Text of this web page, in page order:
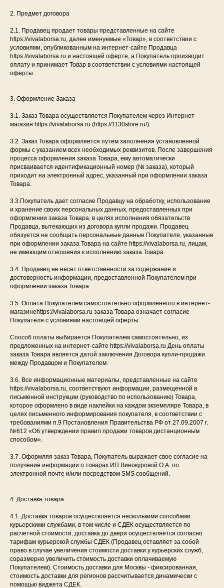
2. Предмет договора
2.1. Продавец продает товары представленные на сайте
https://vivalaborsa.ru, далее именуемые «Товар», в соответствии с
условиями, опубликованным на интернет-сайте Продавца
https://vivalaborsa.ru и настоящей оферте, а Покупатель производит
оплату и принимает Товар в соответствии с условиями настоящей
оферты.
3. Оформление Заказа
3.1. Заказ Товара осуществляется Покупателем через Интернет-
магазин:https://vivalaborsa.ru (https://1130store.ru/).
3.2. Заказ Товара оформляется путем заполнения установленной
формы с указанием всех необходимых реквизитов. После завершения
процесса оформления заказа Товара, ему автоматически
присваивается идентификационный номер (№ заказа), который
приходит на электронный адрес, указанный при оформлении заказа
Товара.
3.3.Покупатель дает согласие Продавцу на обработку, использование
и хранение своих персональных данных, предоставленных при
оформлении заказа Товара, в целях исполнения обязательств
Продавца, вытекающих из договора купли продажи. Продавец
обязуется не сообщать персональные данные Покупателя, указанные
при оформлении заказа Товара на сайте https://vivalaborsa.ru, лицам,
не имеющим отношения к исполнению заказа Товара.
3.4. Продавец не несет ответственности за содержание и
достоверность информации, предоставленной Покупателем при
оформлении заказа Товара.
3.5. Оплата Покупателем самостоятельно оформленного в интернет-
магазинеhttps://vivalaborsa.ru заказа Товара означает согласие
Покупателя с условиями настоящей оферты.
Способ оплаты выбирается Покупателем самостоятельно, из
предложенных на интернет-сайте https://vivalaborsa.ru День оплаты
заказа Товара является датой заключения Договора купли-продажи
между Продавцом и Покупателем.
3.6. Все информационные материалы, представленные на сайте
https://vivalaborsa.ru, соответствуют информации, размещенной в
письменной инструкции (руководство по использованию) Товара,
которое оформлено в виде наклейки на каждом экземпляре Товара, в
целях письменного информирования покупателя, в соответствии с
требованиями п.9 Постановления Правительства РФ от 27.09.2007 г.
№612 «Об утверждении правил продажи товаров дистанционным
способом».
3.7. Оформляя заказ Товара, Покупатель выражает свое согласие на
получение информации о товарах ИП Винокуровой О.А. по
электронной почте и/или посредством SMS сообщений.
4. Доставка товара
4.1. Доставка товаров осуществляется несколькими способами:
курьерскими службами, в том числе и СДЕК осуществляется по
расчетной стоимости, доставка до двери осуществляется согласно
тарифам курьерской службы СДЕК (Продавец оставляет за собой
право в случае увеличения стоимости доставки у курьерских служб,
соразмерно увеличить стоимость доставки оплачиваемую
Покупателем). Стоимость доставки для Москвы - фиксированная,
стоимость доставки для регионов рассчитывается динамически с
помощью виджета СДЕК.